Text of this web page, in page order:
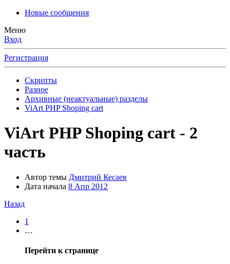
Новые сообщения
Меню
Вход
Регистрация
Скрипты
Разное
Архивные (неактуальные) разделы
ViArt PHP Shoping cart
ViArt PHP Shoping cart - 2
часть
Автор темы Дмитрий Кесаев
Дата начала 8 Апр 2012
Назад
1
…
Перейти к странице